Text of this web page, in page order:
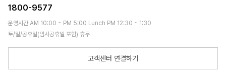
1800-9577
운영시간 AM 10:00 ~ PM 5:00 Lunch PM 12:30 ~ 1:30
토/일/공휴일(임시공휴일 포함) 휴무
고객센터 연결하기